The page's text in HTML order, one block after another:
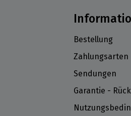
Bestellung
Zahlungsarten
Sendungen
Garantie -